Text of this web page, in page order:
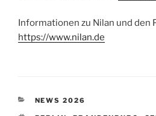
Informationen zu Nilan und den
https://www.nilan.de
KATEGORIEN
NEWS 2026